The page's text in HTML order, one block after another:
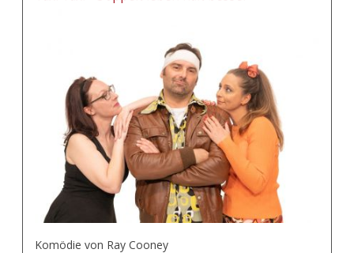
Komödie von Ray Cooney